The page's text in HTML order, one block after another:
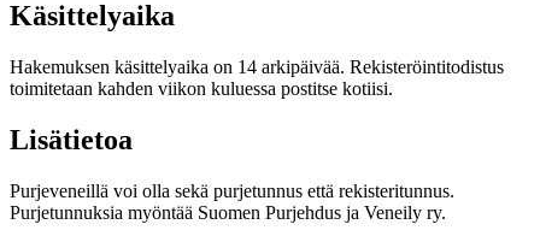
Käsittelyaika
Hakemuksen käsittelyaika on 14 arkipäivää. Rekisteröintitodistus
toimitetaan kahden viikon kuluessa postitse kotiisi.
Lisätietoa
Purjeveneillä voi olla sekä purjetunnus että rekisteritunnus.
Purjetunnuksia myöntää Suomen Purjehdus ja Veneily ry.